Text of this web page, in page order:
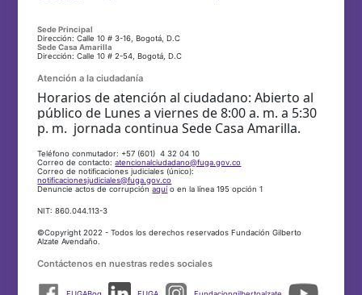
Sede Principal
Dirección: Calle 10 # 3-16, Bogotá, D.C
Sede Casa Amarilla
Dirección: Calle 10 # 2-54, Bogotá, D.C
Atención a la ciudadanía
Horarios de atención al ciudadano: Abierto al
público de Lunes a viernes de 8:00 a. m. a 5:30
p. m. jornada continua Sede Casa Amarilla.
Teléfono conmutador: +57 (601) 4 32 04 10
Correo de contacto:atencionalciudadano@fuga.gov.co
Correo de notificaciones judiciales (único):
notificacionesjudiciales@fuga.gov.co
Denuncie actos de corrupciónaquío en la línea 195 opción 1
NIT: 860.044.113-3
©Copyright 2022 - Todos los derechos reservados Fundación Gilberto
Alzate Avendaño.
Contáctenos en nuestras redes sociales